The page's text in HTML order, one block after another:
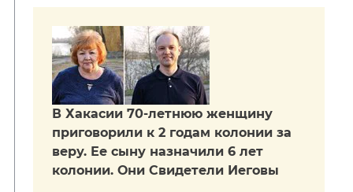
В Хакасии 70-летнюю женщину
приговорили к 2 годам колонии за
веру. Ее сыну назначили 6 лет
колонии. Они Свидетели Иеговы